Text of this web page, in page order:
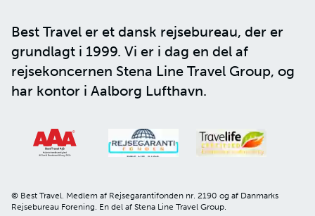
Best Travel er et dansk rejsebureau, der er
grundlagt i 1999. Vi er i dag en del af
rejsekoncernen Stena Line Travel Group, og
har kontor i Aalborg Lufthavn.
© Best Travel. Medlem af Rejsegarantifonden nr. 2190 og af Danmarks
Rejsebureau Forening. En del af Stena Line Travel Group.